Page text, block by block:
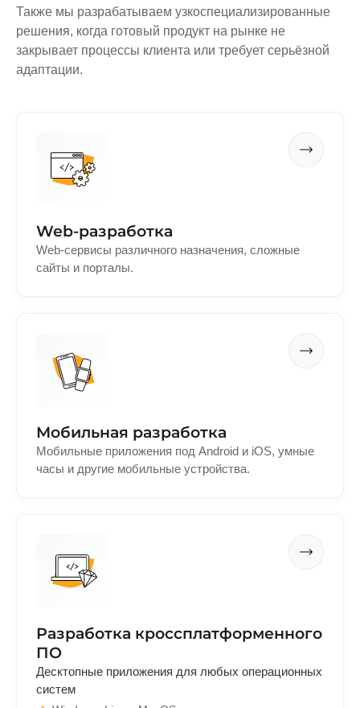
Также мы разрабатываем узкоспециализированные
решения, когда готовый продукт на рынке не
закрывает процессы клиента или требует серьёзной
адаптации.
Web-разработка
Web-сервисы различного назначения, сложные
сайты и порталы.
Мобильная разработка
Мобильные приложения под Android и iOS, умные
часы и другие мобильные устройства.
Разработка кроссплатформенного
ПО
Десктопные приложения для любых операционных
систем